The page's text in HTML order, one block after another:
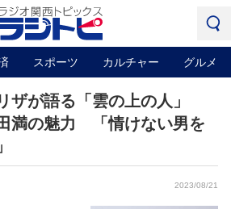
スポーツ カルチャー グルメ
ザが語る「雲の上の人」
満の魅力 「情けない男を
2023/08/21